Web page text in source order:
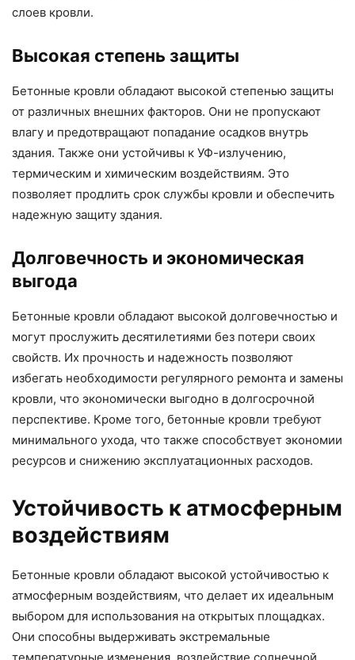
слоев кровли.
Высокая степень защиты
Бетонные кровли обладают высокой степенью защиты
от различных внешних факторов. Они не пропускают
влагу и предотвращают попадание осадков внутрь
здания. Также они устойчивы к УФ-излучению,
термическим и химическим воздействиям. Это
позволяет продлить срок службы кровли и обеспечить
надежную защиту здания.
Долговечность и экономическая
выгода
Бетонные кровли обладают высокой долговечностью и
могут прослужить десятилетиями без потери своих
свойств. Их прочность и надежность позволяют
избегать необходимости регулярного ремонта и замены
кровли, что экономически выгодно в долгосрочной
перспективе. Кроме того, бетонные кровли требуют
минимального ухода, что также способствует экономии
ресурсов и снижению эксплуатационных расходов.
Устойчивость к атмосферным
воздействиям
Бетонные кровли обладают высокой устойчивостью к
атмосферным воздействиям, что делает их идеальным
выбором для использования на открытых площадках.
Они способны выдерживать экстремальные